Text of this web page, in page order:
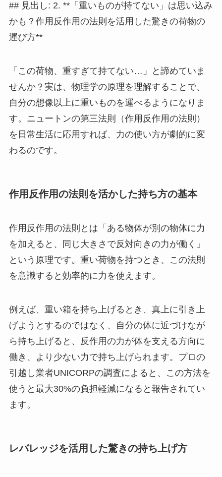
## 見出し: 2. **「重いものが持てない」は思い込み
かも？作用反作用の法則を活用した驚きの荷物の
運び方**
「この荷物、重すぎて持てない…」と諦めていま
せんか？実は、物理学の原理を理解することで、
自分の想像以上に重いものを運べるようになりま
す。ニュートンの第三法則（作用反作用の法則）
を日常生活に応用すれば、力の使い方が劇的に変
わるのです。
作用反作用の法則を活かした持ち方の基本
作用反作用の法則とは「ある物体が別の物体に力
を加えると、同じ大きさで反対向きの力が働く」
という原理です。重い荷物を持つとき、この法則
を意識すると効率的に力を使えます。
例えば、重い箱を持ち上げるとき、真上に引き上
げようとするのではなく、自分の体に近づけなが
ら持ち上げると、反作用の力が体を支える方向に
働き、より少ない力で持ち上げられます。プロの
引越し業者UNICORPの調査によると、この方法を
使うと最大30%の負担軽減になると報告されてい
ます。
レバレッジを活用した驚きの持ち上げ方